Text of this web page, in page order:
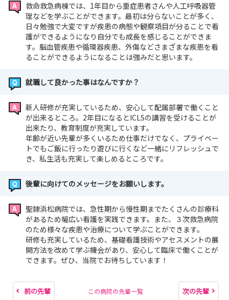
救命救急病棟では、1年目から重症患者さんや人工呼吸器管
理などを学ぶことができます。最初は分らないことが多く、
日々勉強で大変ですが疾患の病態や観察項目が分ることで看
護ができるようになり自分でも成長を感じることができま
す。脳血管疾患や循環器疾患、外傷などさまざまな疾患を看
ることができるようになることは強みだと思います。
就職して良かった事はなんですか？
新人研修が充実しているため、安心して配属部署で働くこと
が出来るところ。2年目になるとICLSの講習を受けることが
出来たり、教育制度が充実しています。
年齢が近い先輩が多くいるため仕事だけでなく、プライベー
トでもご飯に行ったり遊びに行くなど一緒にリフレッシュで
き、私生活も充実して楽しめるところです。
後輩に向けてのメッセージをお願いします。
聖隷浜松病院では、急性期から慢性期までたくさんの診療科
があるため幅広い看護を実践できます。また、３次救急病院
のため様々な疾患や治療について学ぶことができます。
研修も充実しているため、基礎看護技術やアセスメントの展
開方法を改めて学ぶ機会があり、安心して臨床で働くことが
できます。ぜひ、当院でお待ちしています！
前の先輩 この病院の先輩一覧 次の先輩